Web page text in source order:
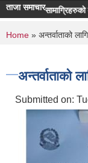
ताजा समाचारसामाग्रिहरुको
You are
Home » अन्तर्वाताको
अन्तर्वाताको
Submitted on: